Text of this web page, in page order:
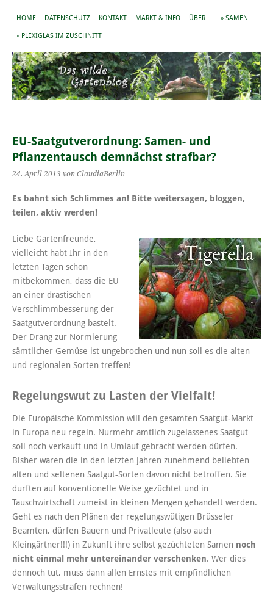
HOME DATENSCHUTZ KONTAKT MARKT & INFO ÜBER… » SAMEN
» PLEXIGLAS IM ZUSCHNITT
EU-Saatgutverordnung: Samen- und
Pflanzentausch demnächst strafbar?
24. April 2013 von ClaudiaBerlin
Es bahnt sich Schlimmes an! Bitte weitersagen, bloggen,
teilen, aktiv werden!
Liebe Gartenfreunde,
vielleicht habt Ihr in den
letzten Tagen schon
mitbekommen, dass die EU
an einer drastischen
Verschlimmbesserung der
Saatgutverordnung bastelt.
Der Drang zur Normierung
sämtlicher Gemüse ist ungebrochen und nun soll es die alten
und regionalen Sorten treffen!
Regelungswut zu Lasten der Vielfalt!
Die Europäische Kommission will den gesamten Saatgut-Markt
in Europa neu regeln. Nurmehr amtlich zugelassenes Saatgut
soll noch verkauft und in Umlauf gebracht werden dürfen.
Bisher waren die in den letzten Jahren zunehmend beliebten
alten und seltenen Saatgut-Sorten davon nicht betroffen. Sie
durften auf konventionelle Weise gezüchtet und in
Tauschwirtschaft zumeist in kleinen Mengen gehandelt werden.
Geht es nach den Plänen der regelungswütigen Brüsseler
Beamten, dürfen Bauern und Privatleute (also auch
Kleingärtner!!!) in Zukunft ihre selbst gezüchteten Samen noch
nicht einmal mehr untereinander verschenken. Wer dies
dennoch tut, muss dann allen Ernstes mit empfindlichen
Verwaltungsstrafen rechnen!